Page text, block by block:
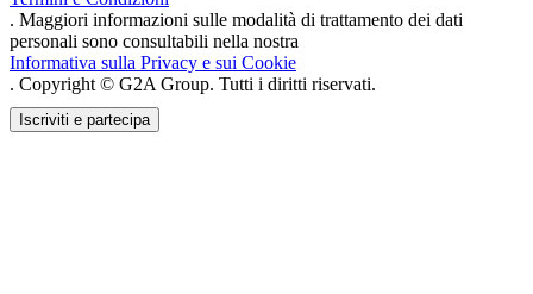
. Maggiori informazioni sulle modalità di trattamento dei dati
personali sono consultabili nella nostra
Informativa sulla Privacy e sui Cookie
. Copyright © G2A Group. Tutti i diritti riservati.
Iscriviti e partecipa